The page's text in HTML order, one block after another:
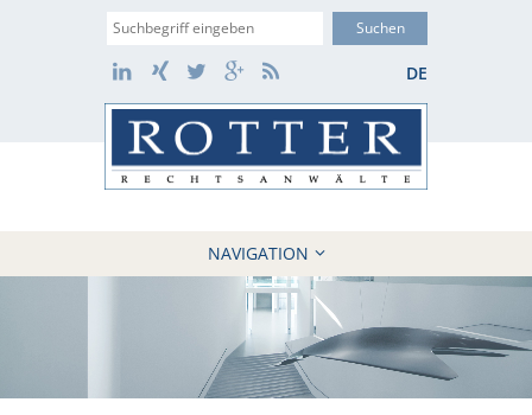
Suche
DE
LinkedIn
Xing TwitterGoogle+
RSS
NAVIGATION
HOME
KANZLEI
10 GRÜNDE
FÄLLE